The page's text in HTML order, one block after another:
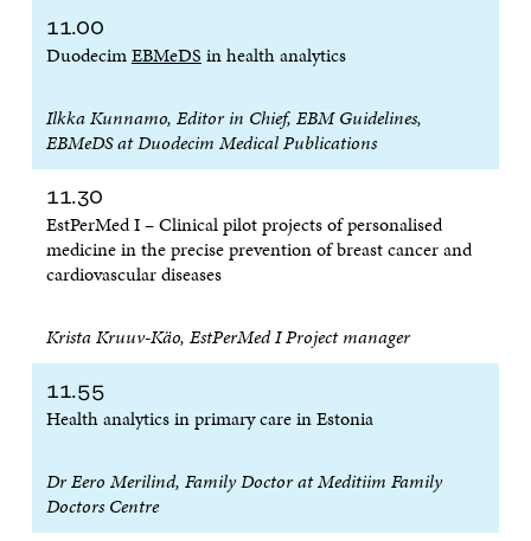
11.00
DuodecimEBMeDS in health analytics
Ilkka Kunnamo, Editor in Chief, EBM Guidelines,
EBMeDS at Duodecim Medical Publications
11.30
EstPerMed I – Clinical pilot projects of personalised
medicine in the precise prevention of breast cancer and
cardiovascular diseases
Krista Kruuv-Käo, EstPerMed I Project manager
11.55
Health analytics in primary care in Estonia
Dr Eero Merilind, Family Doctor at Meditiim Family
Doctors Centre